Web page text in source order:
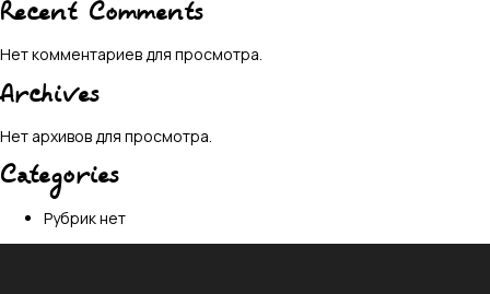
Recent Comments
Нет комментариев для просмотра.
Archives
Нет архивов для просмотра.
Categories
Рубрик нет